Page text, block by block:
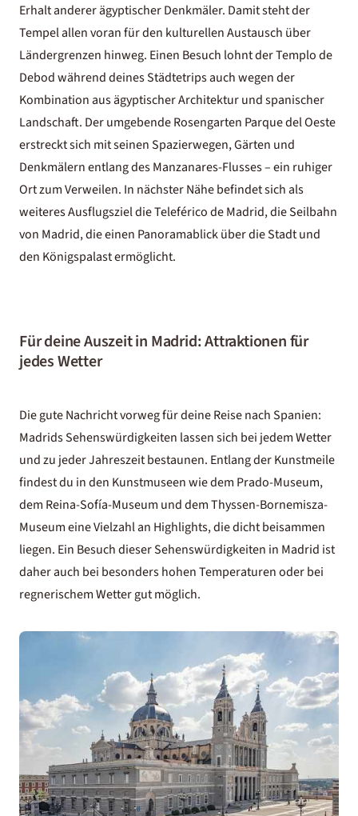
Erhalt anderer ägyptischer Denkmäler. Damit steht der
Tempel allen voran für den kulturellen Austausch über
Ländergrenzen hinweg. Einen Besuch lohnt der Templo de
Debod während deines Städtetrips auch wegen der
Kombination aus ägyptischer Architektur und spanischer
Landschaft. Der umgebende Rosengarten Parque del Oeste
erstreckt sich mit seinen Spazierwegen, Gärten und
Denkmälern entlang des Manzanares-Flusses – ein ruhiger
Ort zum Verweilen. In nächster Nähe befindet sich als
weiteres Ausflugsziel die Teleférico de Madrid, die Seilbahn
von Madrid, die einen Panoramablick über die Stadt und
den Königspalast ermöglicht.
Für deine Auszeit in Madrid: Attraktionen für
jedes Wetter
Die gute Nachricht vorweg für deine Reise nach Spanien:
Madrids Sehenswürdigkeiten lassen sich bei jedem Wetter
und zu jeder Jahreszeit bestaunen. Entlang der Kunstmeile
findest du in den Kunstmuseen wie dem Prado-Museum,
dem Reina-Sofía-Museum und dem Thyssen-Bornemisza-
Museum eine Vielzahl an Highlights, die dicht beisammen
liegen. Ein Besuch dieser Sehenswürdigkeiten in Madrid ist
daher auch bei besonders hohen Temperaturen oder bei
regnerischem Wetter gut möglich.